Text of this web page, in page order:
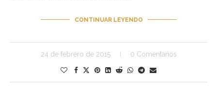
CONTINUAR LEYENDO
24 de febrero de 2015 0 Comentarios